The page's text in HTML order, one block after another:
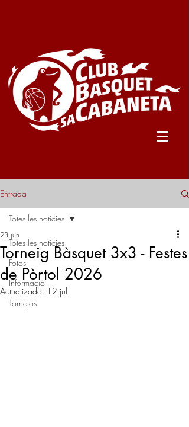
Entrada
Totes les notícies
Fotos
Informació
Tornejos
Totes les notícies
Torneig Bàsquet 3x3 - Festes
de Pòrtol 2026
23 jun
Actualizado: 12 jul